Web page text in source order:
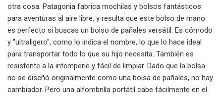
otra cosa. Patagonia fabrica mochilas y bolsos fantásticos
para aventuras al aire libre, y resulta que este bolso de mano
es perfecto si buscas un bolso de pañales versátil. Es cómodo
y "ultraligero", como lo indica el nombre, lo que lo hace ideal
para transportar todo lo que su hijo necesita. También es
resistente a la intemperie y fácil de limpiar. Dado que la bolsa
no se diseñó originalmente como una bolsa de pañales, no hay
cambiador. Pero una alfombrilla portátil cabe fácilmente en el